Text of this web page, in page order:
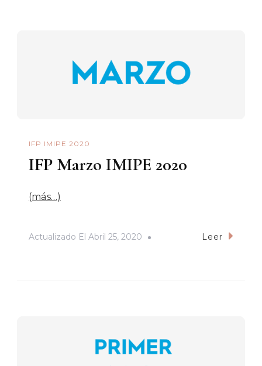
IFP IMIPE 2020
IFP Marzo IMIPE 2020
(más…)
Actualizado El Abril 25, 2020 Leer